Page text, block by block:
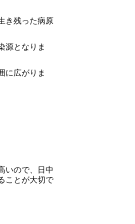
き残った病原
源となりま
に広がりま
いので、日中
ことが大切で